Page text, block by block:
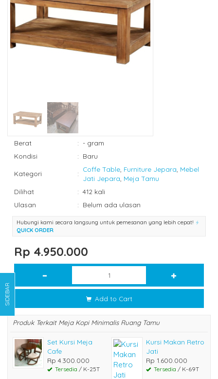
Berat : - gram
Kondisi
: Baru
Kategori :
Coffe Table Furniture Jepara Mebel
Jati Jepara Meja Tamu
Dilihat
: 412 kali
Ulasan
: Belum ada ulasan
Hubungi kami secara langsung untuk pemesanan yang lebih cepat!
QUICK ORDER
Rp 4.950.000
Add to Cart
Produk Terkait Meja Kopi Minimalis Ruang Tamu
Set Kursi Meja
Cafe
Rp 4.300.000
Tersedia / K-25T
Kursi Makan Retro
Jati
Rp 1.600.000
Tersedia / K-69T
SIDEBAR